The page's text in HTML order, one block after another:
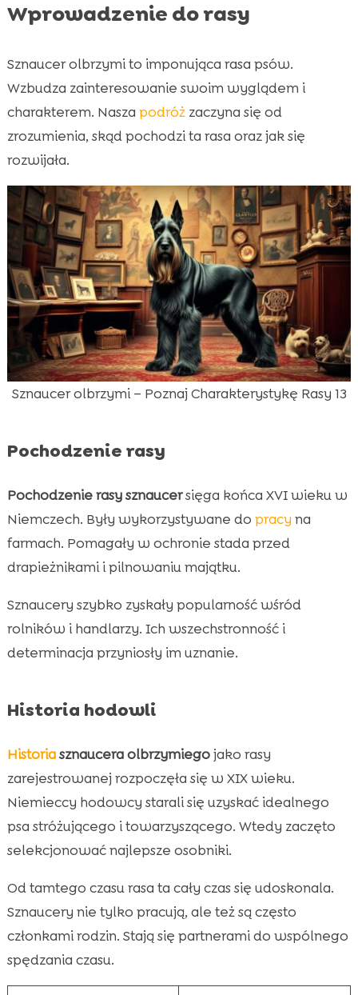
Wprowadzenie do rasy
Sznaucer olbrzymi to imponująca rasa psów.
Wzbudza zainteresowanie swoim wyglądem i
charakterem. Nasza podróżzaczyna się od
zrozumienia, skąd pochodzi ta rasa oraz jak się
rozwijała.
Sznaucer olbrzymi – Poznaj Charakterystykę Rasy 13
Pochodzenie rasy
Pochodzenie rasy sznaucersięga końca XVI wieku w
Niemczech. Były wykorzystywane do pracy na
farmach. Pomagały w ochronie stada przed
drapieżnikami i pilnowaniu majątku.
Sznaucery szybko zyskały popularność wśród
rolników i handlarzy. Ich wszechstronność i
determinacja przyniosły im uznanie.
Historia hodowli
Historiasznaucera olbrzymiegojako rasy
zarejestrowanej rozpoczęła się w XIX wieku.
Niemieccy hodowcy starali się uzyskać idealnego
psa stróżującego i towarzyszącego. Wtedy zaczęto
selekcjonować najlepsze osobniki.
Od tamtego czasu rasa ta cały czas się udoskonala.
Sznaucery nie tylko pracują, ale też są często
członkami rodzin. Stają się partnerami do wspólnego
spędzania czasu.